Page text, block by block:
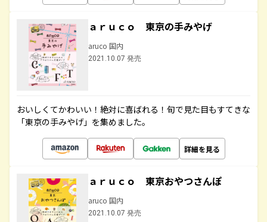
ａｒｕｃｏ 東京の手みやげ
aruco 国内
2021.10.07 発売
おいしくてかわいい！絶対に喜ばれる！旬で見た目もすてきな
「東京の手みやげ」を集めました。
詳細を見る
ａｒｕｃｏ 東京おやつさんぽ
aruco 国内
2021.10.07 発売